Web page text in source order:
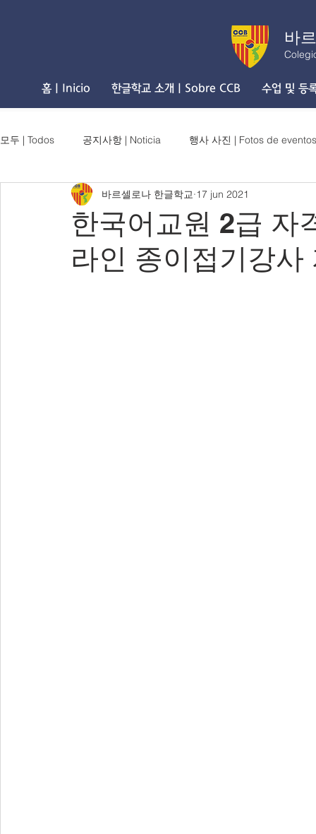
바
홈 | Inicio 한글학교 소개 | Sobre CCB 수업 및 등
모두 | Todos 공지사항 | Noticia 행사 사진 | Fotos de eventos
한국어교원 2급 자
라인 종이접기강
바르셀로나 한글학교 17 jun 2021